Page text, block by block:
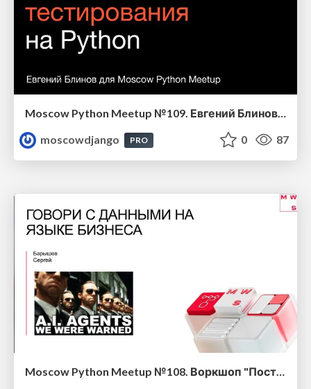
Moscow Python Meetup №109. Евгений Блинов (The Mutating Company). Ближайшее будущее мутационного тестирования на Python
moscowdjango
PRO 0 87
Moscow Python Meetup №108. Воркшоп "Построение AI-агента: Говори с данными на языке бизнеса"